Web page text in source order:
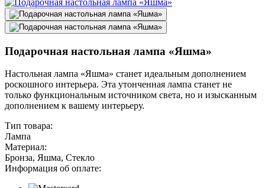
Подарочная настольная лампа «Яшма»
Настольная лампа «Яшма» станет идеальным дополнением
роскошного интерьера. Эта утонченная лампа станет не
только функциональным источником света, но и изысканным
дополнением к вашему интерьеру.
Тип товара:
Лампа
Материал:
Бронза, Яшма, Стекло
Информация об оплате: